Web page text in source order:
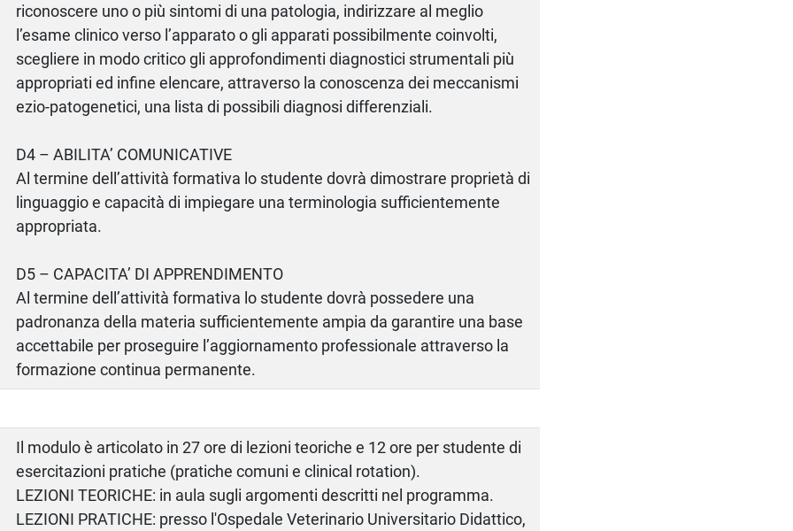
riconoscere uno o più sintomi di una patologia, indirizzare al meglio
l’esame clinico verso l’apparato o gli apparati possibilmente coinvolti,
scegliere in modo critico gli approfondimenti diagnostici strumentali più
appropriati ed infine elencare, attraverso la conoscenza dei meccanismi
ezio-patogenetici, una lista di possibili diagnosi differenziali.
D4 – ABILITA’ COMUNICATIVE
Al termine dell’attività formativa lo studente dovrà dimostrare proprietà di
linguaggio e capacità di impiegare una terminologia sufficientemente
appropriata.
D5 – CAPACITA’ DI APPRENDIMENTO
Al termine dell’attività formativa lo studente dovrà possedere una
padronanza della materia sufficientemente ampia da garantire una base
accettabile per proseguire l’aggiornamento professionale attraverso la
formazione continua permanente.
Il modulo è articolato in 27 ore di lezioni teoriche e 12 ore per studente di
esercitazioni pratiche (pratiche comuni e clinical rotation).
LEZIONI TEORICHE: in aula sugli argomenti descritti nel programma.
LEZIONI PRATICHE: presso l'Ospedale Veterinario Universitario Didattico,